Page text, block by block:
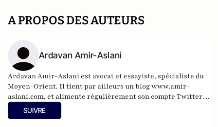
A PROPOS DES AUTEURS
Ardavan Amir-Aslani
Ardavan Amir-Aslani est avocat et essayiste, spécialiste du
Moyen-Orient. Il tient par ailleurs un blogwww.amir-
aslani.com, et alimente régulièrement son compte Twitter:
@a_amir_aslani.
SUIVRE